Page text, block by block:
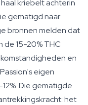
kriebelt achterin
gematigd naar
bronnen melden dat
de 15-20% THC
en
eigen
Die gematigde
het